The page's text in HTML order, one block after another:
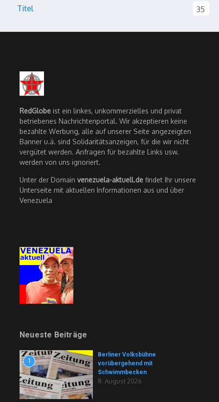
Titel
35
RedGlobe ist ein linkes, unkommerzielles und privat
betriebenes Nachrichtenportal. Wir akzeptieren keine
bezahlte Werbung, alle auf unserer Seite angezeigten
Banner u.ä. sind Solidaritätsanzeigen, für die wir nicht
vergütet werden. Anfragen für bezahlte Links usw.
werden von uns ignoriert.
Unter der Domain venezuela-aktuell.de findet Ihr unsere
Unterseite mit aktuellen Informationen aus und über
Venezuela
Neueste Beiträge
1
Berliner Volksbühne
vorübergehend mit
Schwimmbecken
8. August 2026